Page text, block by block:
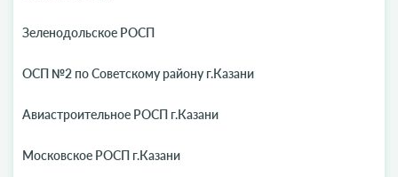
Зеленодольское РОСП
ОСП №2 по Советскому району г.Казани
Авиастроительное РОСП г.Казани
Московское РОСП г.Казани